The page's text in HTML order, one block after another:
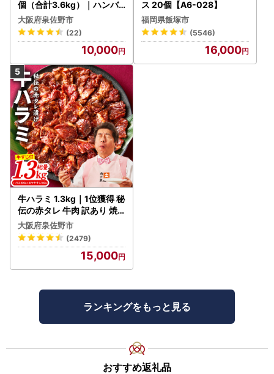
◇◆ワンストップお問い合わせ先・送付先◇◆
シフトプラス佐賀営業所
新富町ふるさと納税サポート室
TEL：0955-53-8488
平日：9:00～18:00（※土日祝日・年末年始は休みとなりま
す）
〒847-8555 佐賀県唐津市鏡 北牟田4337-1
新富町ふるさと納税ワンストップ受付センター 行
－ご郵送いただくもの－
(1)ワンストップ特例申請書
(2)ご本人確認書類
マイナンバーカード(顔写真面）・運転免許証・パスポート
などの顔写真付き公的機関発行の写し
(3)個人番号確認書類
マイナンバーカード(番号記載面)・通知カード・個人番号記
載あり住民票の写し
2027(令和9)年1月10日必着
ップ特例の適用ができませんので、
ご自身で確定申告をお願いいたします｡
■■寄付金受領証明書（確定申告用）年末発送スケジュール
個（合計3.6kg）｜ハンバ
ーグ 訳あり 黒毛和牛×なに
わポーク
大阪府泉佐野市
(22)
10,000
ス 20個【A6-028】
福岡県飯塚市
(5546)
16,000
牛ハラミ 1.3kg｜1位獲得 秘
伝の赤タレ 牛肉 訳あり 焼
肉 BBQ
大阪府泉佐野市
(2479)
15,000
ランキングをもっと見る
おすすめ返礼品